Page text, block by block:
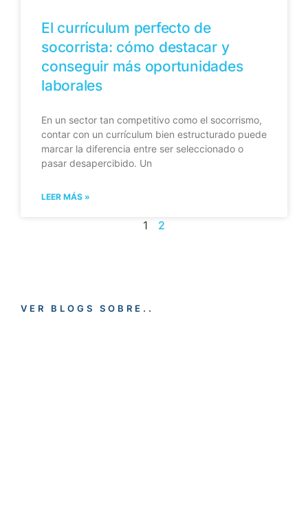
El currículum perfecto de
socorrista: cómo destacar y
conseguir más oportunidades
laborales
En un sector tan competitivo como el socorrismo,
contar con un currículum bien estructurado puede
marcar la diferencia entre ser seleccionado o
pasar desapercibido. Un
LEER MÁS »
1 2
VER BLOGS SOBRE..